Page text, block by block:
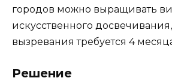
городов можно выращивать
искусственного
вызревания требуется 4
Решение